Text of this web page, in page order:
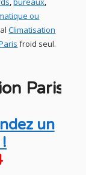
ou
Climatisation
froid seul.
Paris
un